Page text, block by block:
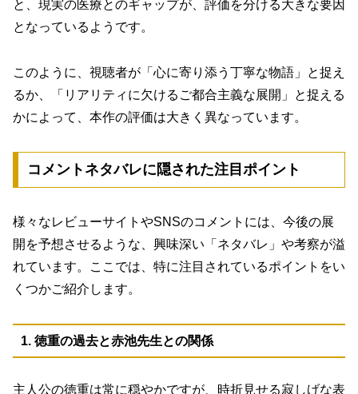
と、現実の医療とのギャップが、評価を分ける大きな要因
となっているようです。
このように、視聴者が「心に寄り添う丁寧な物語」と捉え
るか、「リアリティに欠けるご都合主義な展開」と捉える
かによって、本作の評価は大きく異なっています。
コメントネタバレに隠された注目ポイント
様々なレビューサイトやSNSのコメントには、今後の展
開を予想させるような、興味深い「ネタバレ」や考察が溢
れています。ここでは、特に注目されているポイントをい
くつかご紹介します。
1. 徳重の過去と赤池先生との関係
主人公の徳重は常に穏やかですが、時折見せる寂しげな表